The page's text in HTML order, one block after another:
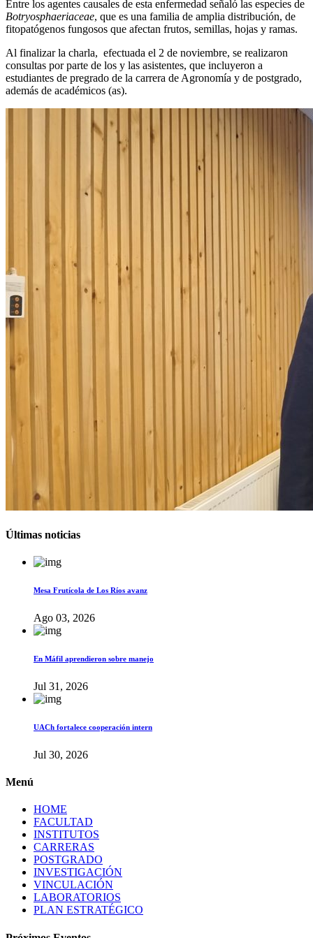
Entre los agentes causales de esta enfermedad señaló las especies de
Botryosphaeriaceae, que es una familia de amplia distribución, de
fitopatógenos fungosos que afectan frutos, semillas, hojas y ramas.
Al finalizar la charla, efectuada el 2 de noviembre, se realizaron
consultas por parte de los y las asistentes, que incluyeron a
estudiantes de pregrado de la carrera de Agronomía y de postgrado,
además de académicos (as).
Últimas noticias
Mesa Frutícola de Los Ríos avanz
Ago 03, 2026
En Máfil aprendieron sobre manejo
Jul 31, 2026
UACh fortalece cooperación intern
Jul 30, 2026
Menú
HOME
FACULTAD
INSTITUTOS
CARRERAS
POSTGRADO
INVESTIGACIÓN
VINCULACIÓN
LABORATORIOS
PLAN ESTRATÉGICO